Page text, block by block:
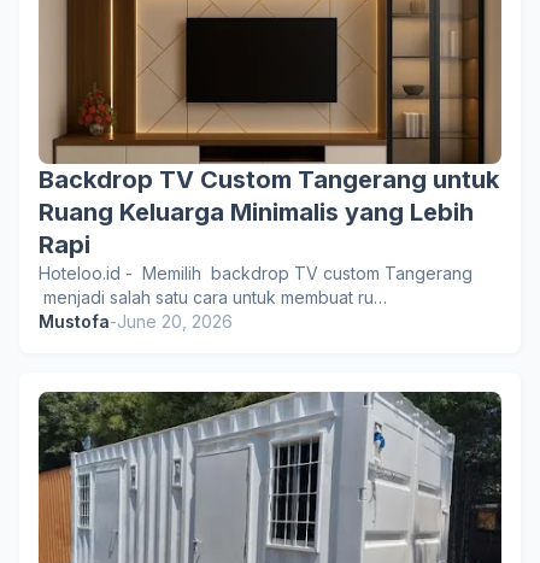
Backdrop TV Custom Tangerang untuk
Ruang Keluarga Minimalis yang Lebih
Rapi
Hoteloo.id - Memilih backdrop TV custom Tangerang
menjadi salah satu cara untuk membuat ru…
Mustofa-June 20, 2026